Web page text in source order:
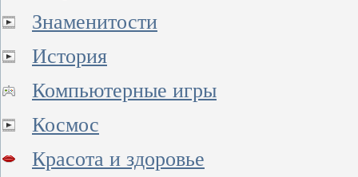
Знаменитости
История
Компьютерные игры
Космос
Красота и здоровье